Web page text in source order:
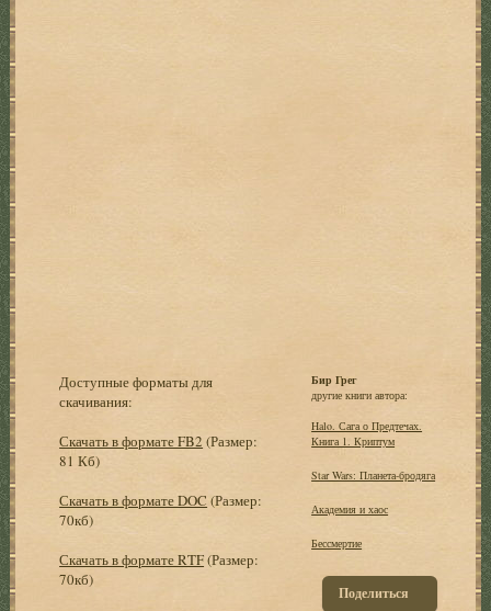
Доступные форматы для
скачивания:
Скачать в формате FB2 (Размер:
81 Кб)
Скачать в формате DOC (Размер:
70кб)
Скачать в формате RTF(Размер:
70кб)
Бир Грег
другие книги автора:
Halo. Сага о Предтечах.
Книга 1. Криптум
Star Wars: Планета-бродяга
Академия и хаос
Бессмертие
Поделиться